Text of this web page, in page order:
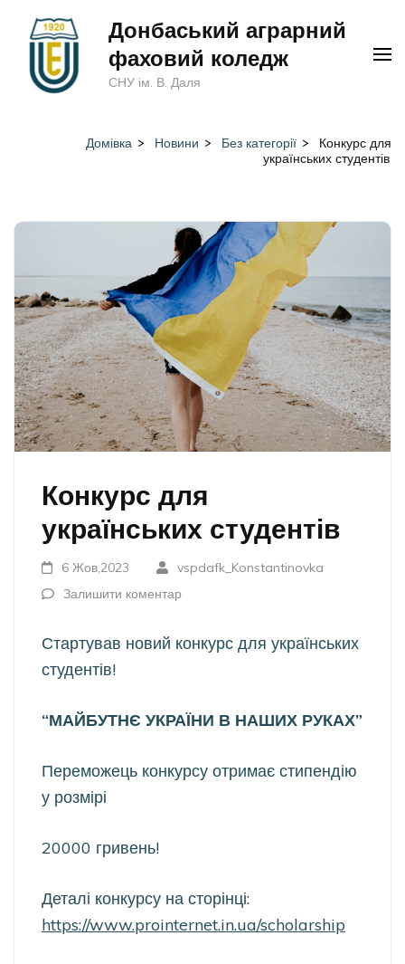
(натисніть
Донбаський аграрний
фаховий коледж
СНУ ім. В. Даля
Домівка > Новини > Без категорії >
Конкурс для
українських студентів
Конкурс для
українських студентів
6 Жов,2023
vspdafk_Konstantinovka
Залишити коментар
Стартував новий конкурс для українських
студентів!
“МАЙБУТНЄ УКРАЇНИ В НАШИХ РУКАХ”
Переможець конкурсу отримає стипендію
у розмірі
20000 гривень!
Деталі конкурсу на сторінці:
https://www.prointernet.in.ua/scholarship